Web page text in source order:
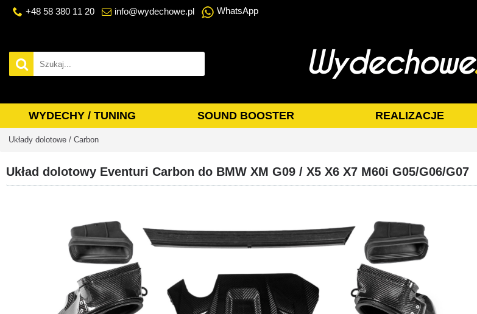
+48 58 380 11 20 info@wydechowe.pl WhatsApp
WYDECHY / TUNING SOUND BOOSTER REALIZACJE
Układy dolotowe / Carbon
Układ dolotowy Eventuri Carbon do BMW XM G09 / X5 X6 X7 M60i G05/G06/G07